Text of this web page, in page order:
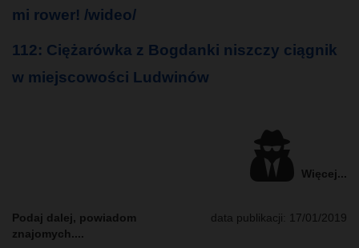
mi rower! /wideo/
112: Ciężarówka z Bogdanki niszczy ciągnik
w miejscowości Ludwinów
Więcej...
data publikacji: 17/01/2019
Podaj dalej, powiadom
znajomych....